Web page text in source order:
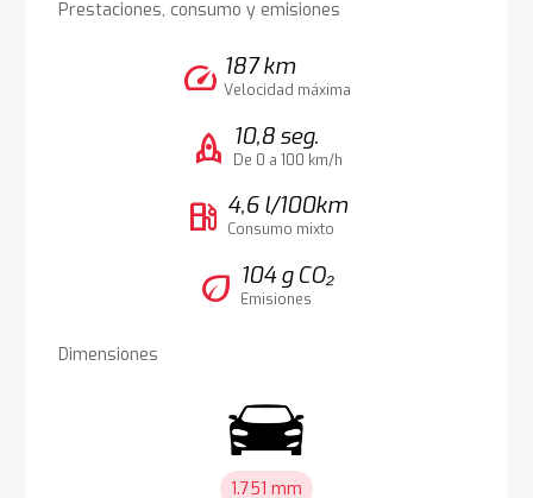
Prestaciones, consumo y emisiones
speed 187 km
Velocidad máxima
rocket 10,8 seg.
De 0 a 100 km/h
local_gas_station 4,6 l/100km
Consumo mixto
eco 104 g CO₂
Emisiones
Dimensiones
1.751 mm